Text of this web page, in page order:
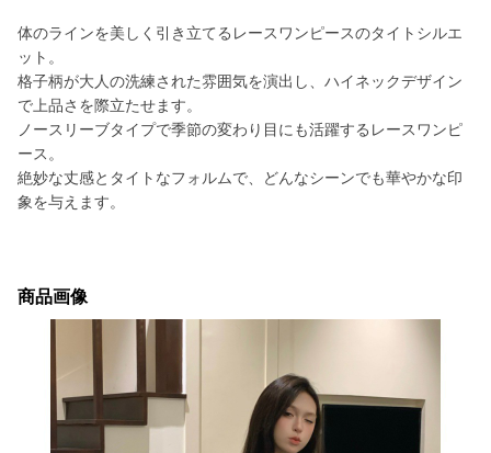
体のラインを美しく引き立てるレースワンピースのタイトシルエ
ット。
格子柄が大人の洗練された雰囲気を演出し、ハイネックデザイン
で上品さを際立たせます。
ノースリーブタイプで季節の変わり目にも活躍するレースワンピ
ース。
絶妙な丈感とタイトなフォルムで、どんなシーンでも華やかな印
象を与えます。
商品画像